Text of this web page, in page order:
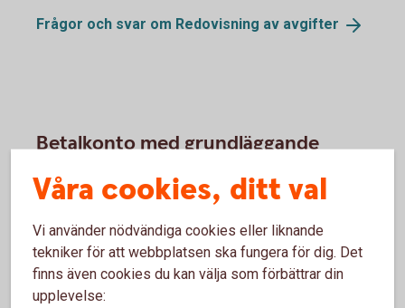
Frågor och svar om Redovisning av avgifter
Betalkonto med grundläggande
funktioner
Direktivet syftar till att underlätta för konsumenter
bosatta inom EES att få tillgång till ett betalkonto
med grundläggande funktioner. Dvs ett betalkonto,
internetbank med betalningstjänst och ett bankkort
Maestro. Mer information om att bli kund hittar du
Våra cookies, ditt val
Vi använder nödvändiga cookies eller liknande
tekniker för att webbplatsen ska fungera för dig. Det
finns även cookies du kan välja som förbättrar din
upplevelse: